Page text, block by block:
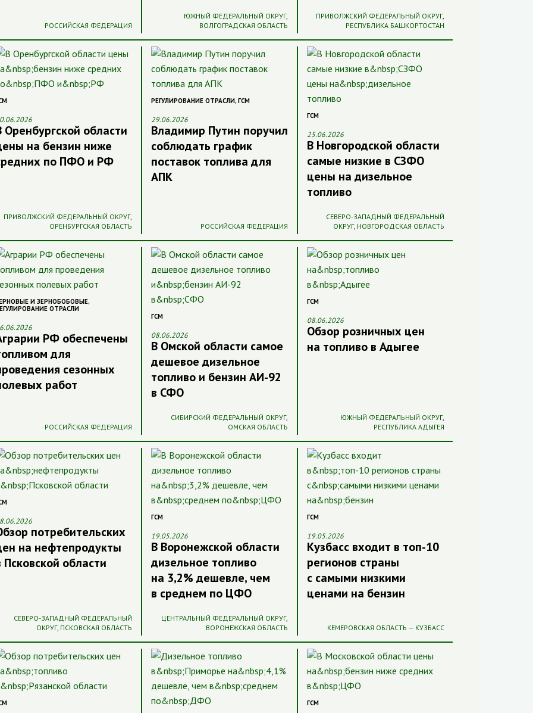
РОССИЙСКАЯ ФЕДЕРАЦИЯ
ЮЖНЫЙ ФЕДЕРАЛЬНЫЙ ОКРУГ,
ВОЛГОГРАДСКАЯ ОБЛАСТЬ
ПРИВОЛЖСКИЙ ФЕДЕРАЛЬНЫЙ ОКРУГ,
РЕСПУБЛИКА БАШКОРТОСТАН
Оренбургской области
на бензин ниже
по ПФО и РФ
ПРИВОЛЖСКИЙ ФЕДЕРАЛЬНЫЙ ОКРУГ,
ОРЕНБУРГСКАЯ ОБЛАСТЬ
РЕГУЛИРОВАНИЕ ОТРАСЛИ, ГСМ
29.06.2026
Владимир Путин поручил
соблюдать график
поставок топлива для
АПК
РОССИЙСКАЯ ФЕДЕРАЦИЯ
ГСМ
25.06.2026
В Новгородской области
самые низкие в СЗФО
цены на дизельное
топливо
СЕВЕРО-ЗАПАДНЫЙ ФЕДЕРАЛЬНЫЙ
ОКРУГ, НОВГОРОДСКАЯ ОБЛАСТЬ
И ЗЕРНОБОБОВЫЕ,
ОТРАСЛИ
РФ обеспечены
для
сезонных
работ
РОССИЙСКАЯ ФЕДЕРАЦИЯ
ГСМ
08.06.2026
В Омской области самое
дешевое дизельное
топливо и бензин АИ-92
в СФО
СИБИРСКИЙ ФЕДЕРАЛЬНЫЙ ОКРУГ,
ОМСКАЯ ОБЛАСТЬ
ГСМ
08.06.2026
Обзор розничных цен
на топливо в Адыгее
ЮЖНЫЙ ФЕДЕРАЛЬНЫЙ ОКРУГ,
РЕСПУБЛИКА АДЫГЕЯ
потребительских
на нефтепродукты
Псковской области
СЕВЕРО-ЗАПАДНЫЙ ФЕДЕРАЛЬНЫЙ
ОКРУГ, ПСКОВСКАЯ ОБЛАСТЬ
ГСМ
19.05.2026
В Воронежской области
дизельное топливо
на 3,2% дешевле, чем
в среднем по ЦФО
ЦЕНТРАЛЬНЫЙ ФЕДЕРАЛЬНЫЙ ОКРУГ,
ВОРОНЕЖСКАЯ ОБЛАСТЬ
ГСМ
19.05.2026
Кузбасс входит в топ-10
регионов страны
с самыми низкими
ценами на бензин
КЕМЕРОВСКАЯ ОБЛАСТЬ — КУЗБАСС
ГСМ